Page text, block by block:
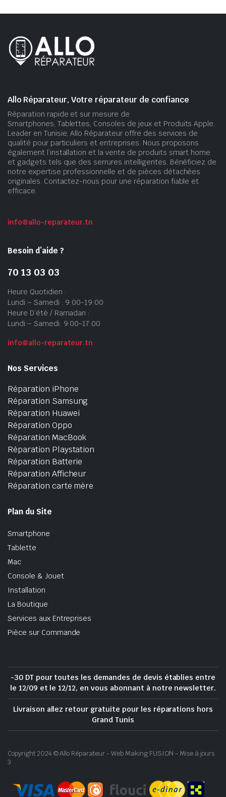
Allo Réparateur, Votre réparateur de confiance
Réparation rapide et sur mesure de
Smartphones, Tablettes, Consoles de jeux et Produits Apple.
Leader en Tunisie, Allo Réparateur offre des services de
qualité pour particuliers et entreprises. Nous proposons
également l’installation et la vente de produits smart home
et gadgets tels que des serrures intelligentes. Bénéficiez de
notre expertise professionnelle et de pièces détachées
originales. Contactez-nous pour une réparation fiable et
efficace.
info@allo-reparateur.tn
Besoin d’aide ?
70 13 03 03
Heure Quotidien :
Lundi – Samedi : 9:00-19:00
Heure D’été / Ramadan :
Lundi – Samedi: 9:00-17:00
info@allo-reparateur.tn
Nos Services
Réparation iPhone
Réparation Samsung
Réparation Huawei
Réparation Oppo
Réparation MacBook
Réparation Playstation
Réparation Batterie
Réparation Afficheur
Réparation carte mère
Plan du Site
Smartphone
Tablette
Mac
Console & Jouet
Installation
La Boutique
Services aux Entreprises
Pièce sur Commande
-30 DT pour toutes les demandes de devis établies entre
le 12/09 et le 12/12, en vous abonnant à notre newsletter.
Livraison allez retour gratuite pour les réparations hors
Grand Tunis
Copyright 2024 © Allo Réparateur - Web Making FUSION - Mise à jours
3